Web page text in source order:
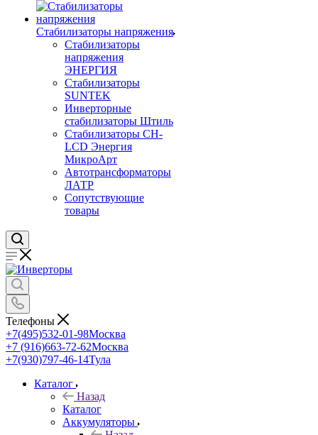
Стабилизаторы напряжения
Стабилизаторы
напряжения
ЭНЕРГИЯ
Стабилизаторы
SUNTEK
Инверторные
стабилизаторы Штиль
Стабилизаторы СН-
LCD Энepгия
МикроАрт
Автотрансформаторы
ЛАТР
Сопутствующие
товары
Телефоны
+7(495)532-01-98Москва
+7 (916)663-72-62Москва
+7(930)797-46-14Тула
Каталог
Назад
Каталог
Аккумуляторы